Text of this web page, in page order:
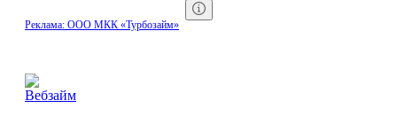
Реклама: ООО МКК «Турбозайм»